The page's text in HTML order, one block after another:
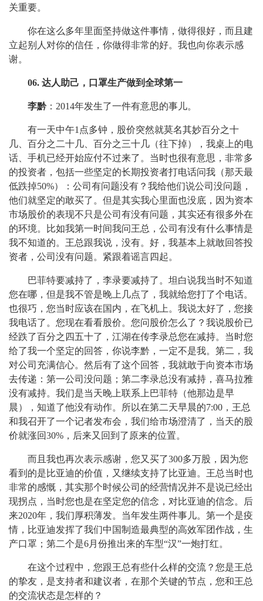
关重要。
你在这么多年里面坚持做这件事情，做得很好，而且建
立起别人对你的信任，你做得非常的好。我也向你表示感
谢。
06. 达人助己，口罩生产做到全球第一
李黔：2014年发生了一件有意思的事儿。
有一天中午1点多钟，股价突然就莫名其妙百分之十
几、百分之二十几、百分之三十几（往下掉），我桌上的电
话、手机已经开始应付不过来了。当时也很有意思，非常多
的投资者，包括一些坚定的长期投资者打电话问我（那天最
低跌掉50%）：公司有问题没有？我给他们说公司没问题，
他们就坚定的敢买了。但是其实我心里面也没底，因为资本
市场股价的表现不只是公司有没有问题，其实还有很多外在
的环境。比如我第一时间我问王总，公司有没有什么事情是
我不知道的。王总跟我说，没有。好，我基本上就敢回答投
资者，公司没有问题。紧跟着谣言四起。
巴菲特要减持了，李录要减持了。坦白说我当时不知道
您在哪，但是我不管是晚上几点了，我就给您打了个电话。
也很巧，您当时应该在国内，在飞机上。我说太好了，您接
我电话了。您现在看看股价。您问股价怎么了？我说股价已
经跌了百分之四五十了，江湖在传李录总您在减持。当时您
给了我一个坚定的回答，你说李黔，一定不是我。第二，我
对公司充满信心。然后有了这个回答，我就敢于向资本市场
去传递：第一公司没问题；第二李录总没有减持，喜马拉雅
没有减持。我们是当天晚上联系上巴菲特（他那边是早
晨），知道了他没有动作。所以在第二天早晨的7:00，王总
和我召开了一个记者发布会，我们给市场澄清了，当天的股
价就涨回30%，后来又回到了原来的位置。
而且我也再次表示感谢，您又买了300多万股，因为您
看到的是比亚迪的价值，又继续支持了比亚迪。王总当时也
非常的感慨，其实那个时候公司的经营情况并不是说已经出
现拐点，当时您也是在坚定您的信念，对比亚迪的信念。后
来2020年，我们厚积薄发。当年发生两件事儿。第一个是疫
情，比亚迪发挥了我们中国制造最典型的高效军团作战，生
产口罩；第二个是6月份推出来的车型“汉”一炮打红。
在这个过程中，您跟王总有些什么样的交流？您是王总
的挚友，是支持者和建议者，在那个关键的节点，您和王总
的交流状态是怎样的？